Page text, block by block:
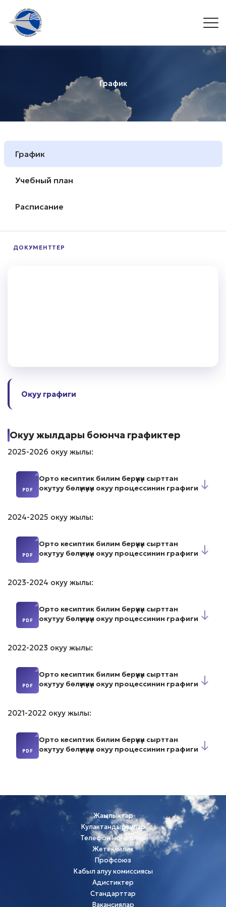
График
График
Учебный план
Расписание
ДОКУМЕНТТЕР
Окуу графиги
Окуу жылдары боюнча графиктер
2025-2026 окуу жылы:
Орто кесиптик билим берүүнүн сырттан
окутуу бөлүмүнүн окуу процессинин графиги ↓
2024-2025 окуу жылы:
Орто кесиптик билим берүүнүн сырттан
окутуу бөлүмүнүн окуу процессинин графиги ↓
2023-2024 окуу жылы:
Орто кесиптик билим берүүнүн сырттан
окутуу бөлүмүнүн окуу процессинин графиги ↓
2022-2023 окуу жылы:
Орто кесиптик билим берүүнүн сырттан
окутуу бөлүмүнүн окуу процессинин графиги ↓
2021-2022 окуу жылы:
Орто кесиптик билим берүүнүн сырттан
окутуу бөлүмүнүн окуу процессинин графиги ↓
Жаңылыктар
Кулактандыруулар
Телефон номерлер
Жетекчилик
Профсоюз
Кабыл алуу комиссиясы
Адистиктер
Стандарттар
Вакансиялар